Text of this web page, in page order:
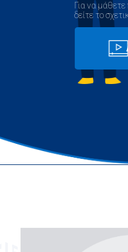
Για να
δείτε το